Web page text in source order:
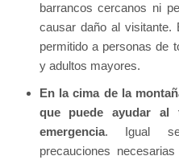
barrancos cercanos ni
causar daño al visitante.
permitido a personas de
y adultos mayores.
En la cima de la
que puede ayudar al
emergencia. Igual se
precauciones